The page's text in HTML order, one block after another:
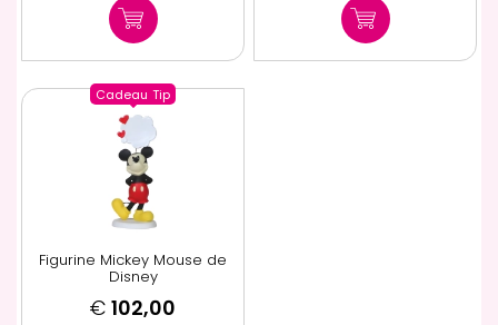
Cadeau Tip
Figurine Mickey Mouse de
Disney
€ 102,00